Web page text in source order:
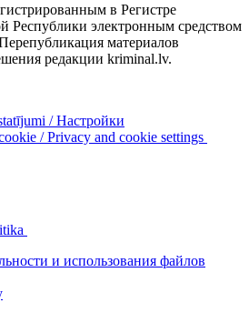
в Регистре
Республики электронным средством
материалов
редакции kriminal.lv.
/ Настройки
/ Privacy and cookie settings
и использования файлов